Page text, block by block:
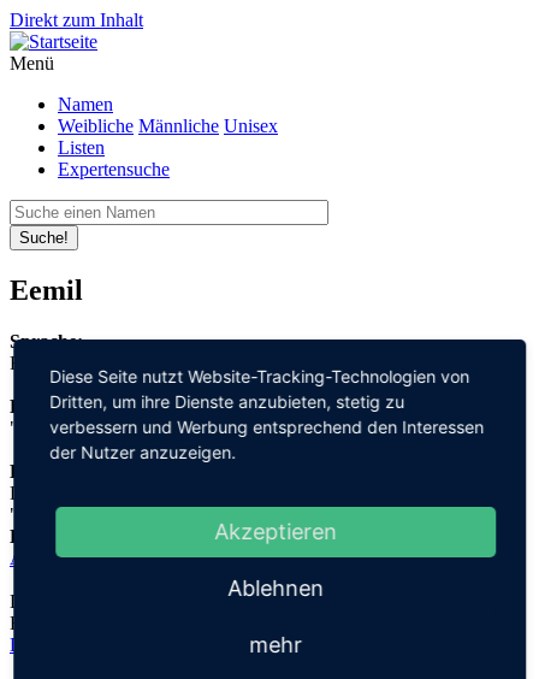
Direkt zum Inhalt
Menü
Namen
Weibliche Männliche Unisex
Listen
Expertensuche
Suche!
Eemil
Sprache:
Finnisch
Bedeutung:
"wetteifern"
Herleitung:
Latein,
"aemulus"
Herkunftsname:
Aemilius
Der Namensursprung ist unklar, es handelt sich lediglich um eine
Hypothese!
Datenschutz
Diese Seite nutzt Website-Tracking-Technologien von
Dritten, um ihre Dienste anzubieten, stetig zu
verbessern und Werbung entsprechend den Interessen
der Nutzer anzuzeigen.
Akzeptieren
Ablehnen
mehr